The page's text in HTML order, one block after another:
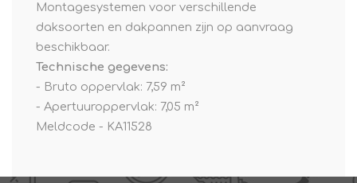
Montagesystemen voor verschillende
daksoorten en dakpannen zijn op aanvraag
beschikbaar.
Technische gegevens:
- Bruto oppervlak: 7,59 m²
- Apertuuroppervlak: 7,05 m²
Meldcode - KA11528